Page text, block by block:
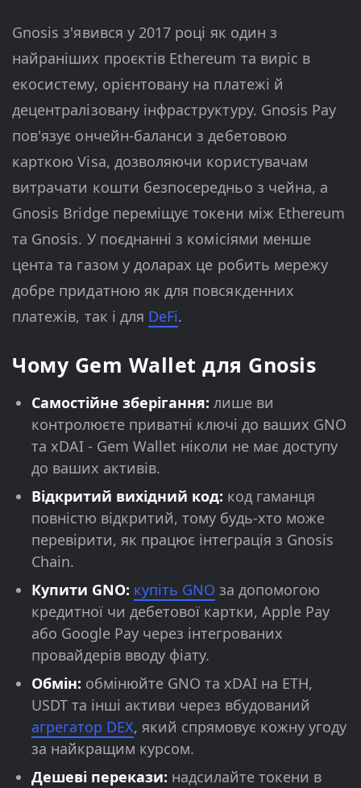
Gnosis з'явився у 2017 році як один з
найраніших проєктів Ethereum та виріс в
екосистему, орієнтовану на платежі й
децентралізовану інфраструктуру. Gnosis Pay
пов'язує ончейн-баланси з дебетовою
карткою Visa, дозволяючи користувачам
витрачати кошти безпосередньо з чейна, а
Gnosis Bridge переміщує токени між Ethereum
та Gnosis. У поєднанні з комісіями менше
цента та газом у доларах це робить мережу
добре придатною як для повсякденних
платежів, так і для DeFi.
Чому Gem Wallet для Gnosis
Самостійне зберігання: лише ви
контролюєте приватні ключі до ваших GNO
та xDAI - Gem Wallet ніколи не має доступу
до ваших активів.
Відкритий вихідний код: код гаманця
повністю відкритий, тому будь-хто може
перевірити, як працює інтеграція з Gnosis
Chain.
Купити GNO: купіть GNO за допомогою
кредитної чи дебетової картки, Apple Pay
або Google Pay через інтегрованих
провайдерів вводу фіату.
Обмін: обмінюйте GNO та xDAI на ETH,
USDT та інші активи через вбудований
агрегатор DEX, який спрямовує кожну угоду
за найкращим курсом.
Дешеві перекази: надсилайте токени в